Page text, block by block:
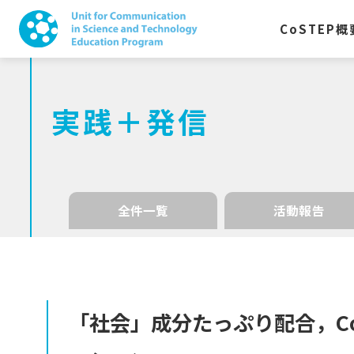
CoSTEP概
実践＋発信
全件一覧 活動報告
「社会」 成分たっぷり配合，